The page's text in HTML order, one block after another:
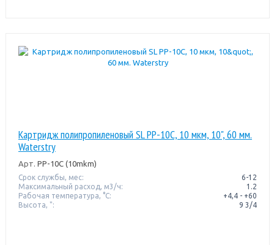
Картридж полипропиленовый SL PP-10C, 10 мкм, 10", 60 мм.
Waterstry
Арт. PP-10C (10mkm)
Срок службы, мес:
6-12
Максимальный расход, м3/ч:
1.2
Рабочая температура, °C:
+4,4 - +60
Высота, ":
9 3/4